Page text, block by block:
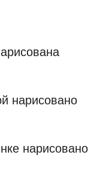
нарисовано
нарисовано